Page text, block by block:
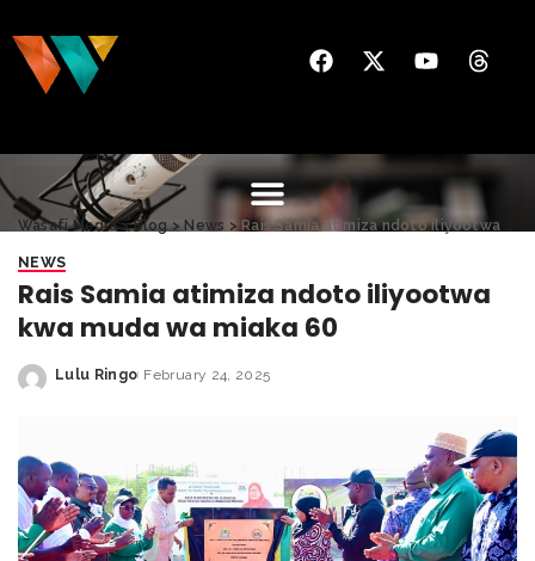
Wasafi Media>Blog> News > Rais Samia atimiza ndoto iliyootwa kwa muda wa miaka 60
NEWS
Rais Samia atimiza ndoto iliyootwa
kwa muda wa miaka 60
Lulu Ringo February 24, 2025